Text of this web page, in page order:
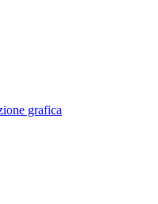
grafica